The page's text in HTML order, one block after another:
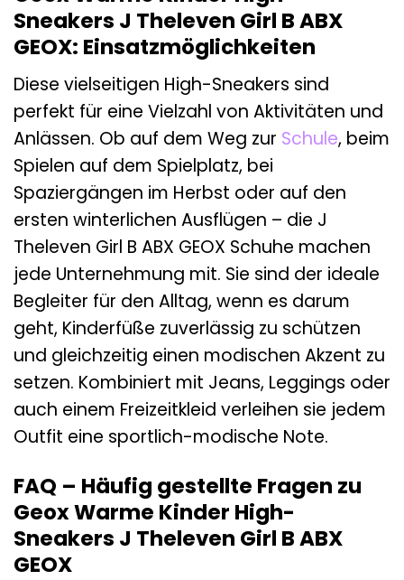
Sneakers J Theleven Girl B ABX
GEOX: Einsatzmöglichkeiten
Diese vielseitigen High-Sneakers sind
perfekt für eine Vielzahl von Aktivitäten und
Anlässen. Ob auf dem Weg zur Schule, beim
Spielen auf dem Spielplatz, bei
Spaziergängen im Herbst oder auf den
ersten winterlichen Ausflügen – die J
Theleven Girl B ABX GEOX Schuhe machen
jede Unternehmung mit. Sie sind der ideale
Begleiter für den Alltag, wenn es darum
geht, Kinderfüße zuverlässig zu schützen
und gleichzeitig einen modischen Akzent zu
setzen. Kombiniert mit Jeans, Leggings oder
auch einem Freizeitkleid verleihen sie jedem
Outfit eine sportlich-modische Note.
FAQ – Häufig gestellte Fragen zu
Geox Warme Kinder High-
Sneakers J Theleven Girl B ABX
GEOX